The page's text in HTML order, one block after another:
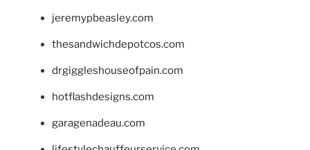
jeremypbeasley.com
thesandwichdepotcos.com
drgiggleshouseofpain.com
hotflashdesigns.com
garagenadeau.com